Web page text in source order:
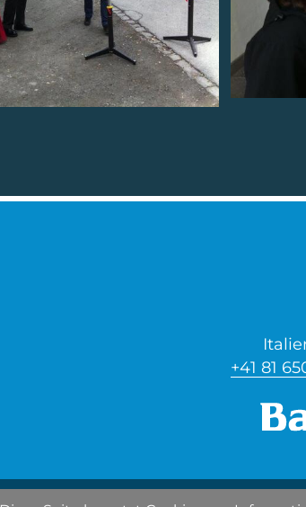
+41 81